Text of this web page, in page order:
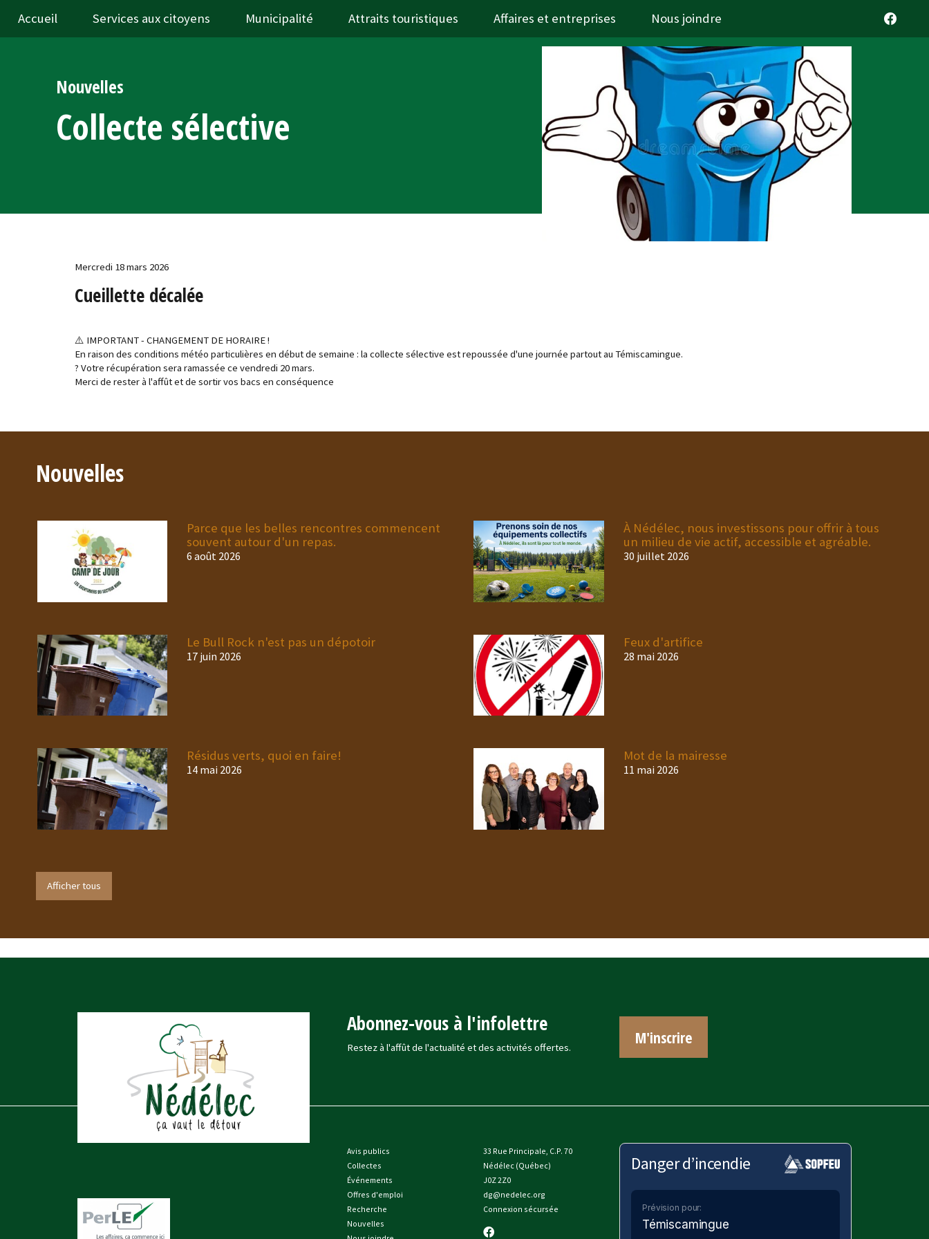
Accueil Services aux citoyens Municipalité Attraits touristiques Affaires et entreprises Nous joindre
Nouvelles
Collecte sélective
Mercredi 18 mars 2026
Cueillette décalée
⚠️ IMPORTANT - CHANGEMENT DE HORAIRE !
En raison des conditions météo particulières en début de semaine : la collecte sélective est repoussée d'une journée partout au Témiscamingue.
?️ Votre récupération sera ramassée ce vendredi 20 mars.
Merci de rester à l'affût et de sortir vos bacs en conséquence
Nouvelles
Parce que les belles rencontres commencent
souvent autour d'un repas.
6 août 2026
À Nédélec, nous investissons pour offrir à tous
un milieu de vie actif, accessible et agréable.
30 juillet 2026
Le Bull Rock n'est pas un dépotoir
17 juin 2026
Feux d'artifice
28 mai 2026
Résidus verts, quoi en faire!
14 mai 2026
Mot de la mairesse
11 mai 2026
Afficher tous
Danger d’incendie
Prévision pour:
Témiscamingue
33 Rue Principale, C.P. 70
Nédélec (Québec)
J0Z 2Z0
dg@nedelec.org
Connexion sécursée
Avis publics
Collectes
Événements
Offres d'emploi
Recherche
Nouvelles
Abonnez-vous à l'infolettre
Restez à l'affût de l'actualité et des activités offertes.
M'inscrire